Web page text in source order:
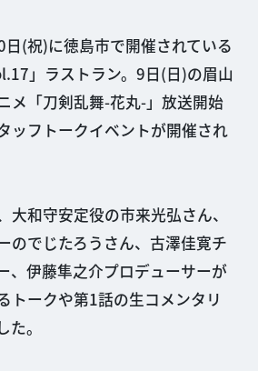
(祝)に徳島市で開催されている
」ラストラン。9日(日)の眉山
メ「刀剣乱舞-花丸-」放送開始
ッフトークイベントが開催され
大和守安定役の市来光弘さん、
のでじたろうさん、古澤佳寛チ
、伊藤隼之介プロデューサーが
トークや第1話の生コメンタリ
。